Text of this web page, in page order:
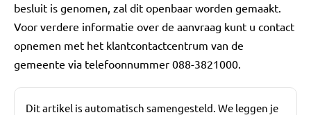
besluit is genomen, zal dit openbaar worden gemaakt.
Voor verdere informatie over de aanvraag kunt u contact
opnemen met het klantcontactcentrum van de
gemeente via telefoonnummer 088-3821000.
Dit artikel is automatisch samengesteld. We leggen je